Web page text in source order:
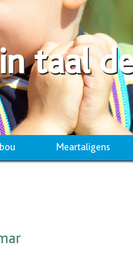
taal
Meartaligens